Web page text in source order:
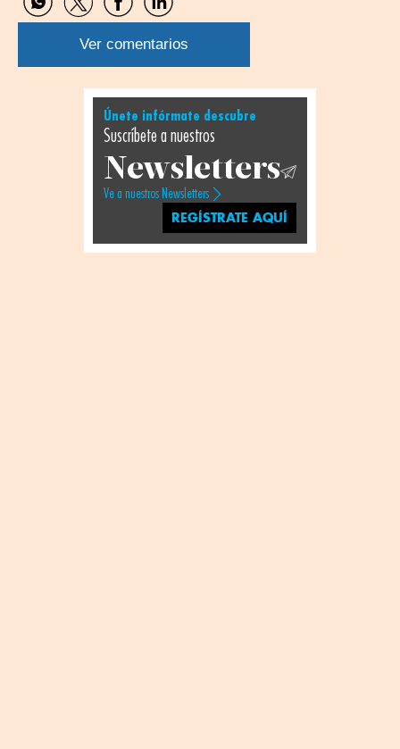
Compartir
por
WhatsApp
Compartir
por
Twitter
Compartir
por
Facebook
Compartir
por
Linkedin
Ver comentarios
Únete infórmate descubre
Suscríbete a nuestros
Newsletters
Ve a nuestros Newsletters
REGÍSTRATE AQUÍ